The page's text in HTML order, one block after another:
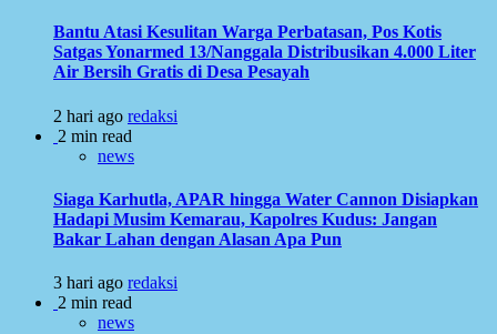
Bantu Atasi Kesulitan Warga Perbatasan, Pos Kotis
Satgas Yonarmed 13/Nanggala Distribusikan 4.000 Liter
Air Bersih Gratis di Desa Pesayah
2 hari ago redaksi
2 min read
news
Siaga Karhutla, APAR hingga Water Cannon Disiapkan
Hadapi Musim Kemarau, Kapolres Kudus: Jangan
Bakar Lahan dengan Alasan Apa Pun
3 hari ago redaksi
2 min read
news